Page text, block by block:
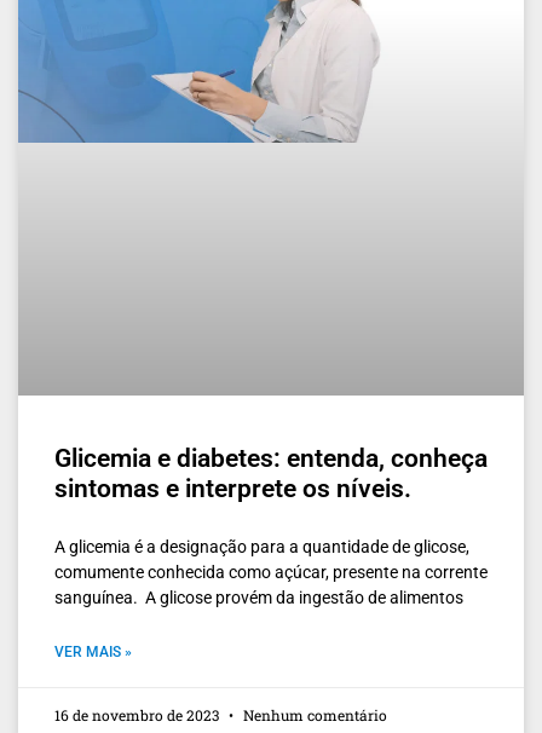
Glicemia e diabetes: entenda, conheça
sintomas e interprete os níveis.
A glicemia é a designação para a quantidade de glicose,
comumente conhecida como açúcar, presente na corrente
sanguínea. A glicose provém da ingestão de alimentos
VER MAIS »
16 de novembro de 2023 Nenhum comentário